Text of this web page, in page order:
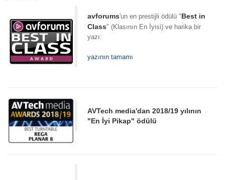
avforums'un en prestijli ödülü "Best in
Class" (Klasının En İyisi) ve harika bir
yazı:
yazının tamamı
AVTech media'dan 2018/19 yılının
"En İyi Pikap" ödülü